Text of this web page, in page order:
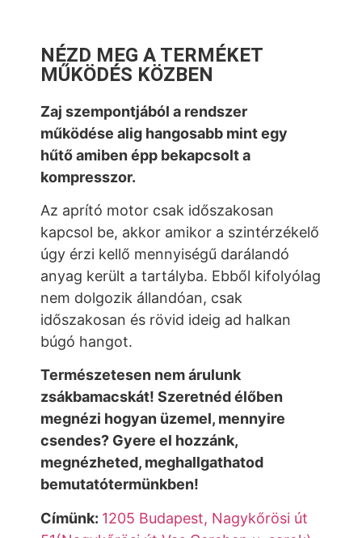
NÉZD MEG A TERMÉKET
MŰKÖDÉS KÖZBEN
Zaj szempontjából a rendszer
működése alig hangosabb mint egy
hűtő amiben épp bekapcsolt a
kompresszor.
Az aprító motor csak időszakosan
kapcsol be, akkor amikor a szintérzékelő
úgy érzi kellő mennyiségű darálandó
anyag került a tartályba. Ebből kifolyólag
nem dolgozik állandóan, csak
időszakosan és rövid ideig ad halkan
búgó hangot.
Természetesen nem árulunk
zsákbamacskát! Szeretnéd élőben
megnézi hogyan üzemel, mennyire
csendes? Gyere el hozzánk,
megnézheted, meghallgathatod
bemutatótermünkben!
Címünk: 1205 Budapest, Nagykőrösi út